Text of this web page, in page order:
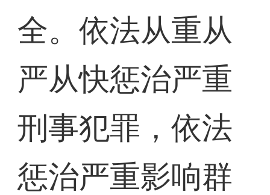
全。依法从重从
严从快惩治严重
刑事犯罪，依法
惩治严重影响群